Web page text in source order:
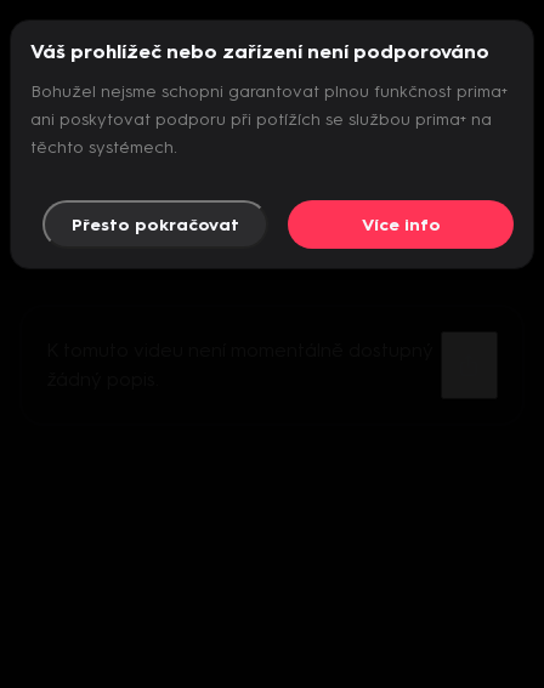
Nepodařilo se inicializovat přehrávač
Váš prohlížeč nebo zařízení není podporováno
Bohužel nejsme schopni garantovat plnou funkčnost prima+
ani poskytovat podporu při potížích se službou prima+ na
těchto systémech.
Přesto pokračovat Více info